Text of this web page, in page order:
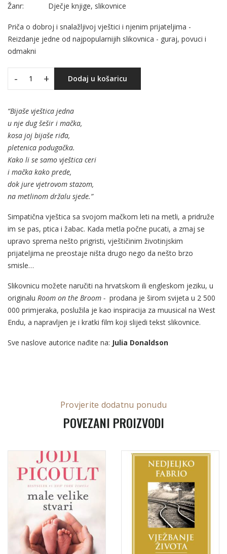
Žanr:
Dječje knjige, slikovnice
Priča o dobroj i snalažljivoj vještici i njenim prijateljima -
Reizdanje jedne od najpopularnijih slikovnica - guraj, povuci i
odmakni
- + Dodaj u košaricu
“Bijaše vještica jedna
u nje dug šešir i mačka,
kosa joj bijaše riđa,
pletenica podugačka.
Kako li se samo vještica ceri
i mačka kako prede,
dok jure vjetrovom stazom,
na metlinom držalu sjede.”
Simpatična vještica sa svojom mačkom leti na metli, a pridruže
im se pas, ptica i žabac. Kada metla počne pucati, a zmaj se
upravo sprema nešto prigristi, vještičinim životinjskim
prijateljima ne preostaje ništa drugo nego da nešto brzo
smisle…
Slikovnicu možete naručiti na hrvatskom ili engleskom jeziku, u
originalu Room on the Broom - prodana je širom svijeta u 2 500
000 primjeraka, poslužila je kao inspiracija za muusical na West
Endu, a napravljen je i kratki film koji slijedi tekst slikovnice.
Sve naslove autorice nađite na: Julia Donaldson
Provjerite dodatnu ponudu
POVEZANI PROIZVODI